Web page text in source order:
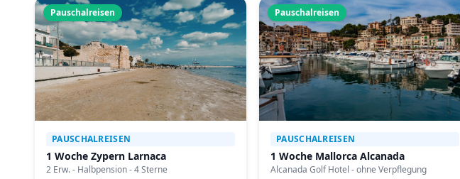
Pauschalreisen
PAUSCHALREISEN
1 Woche Zypern Larnaca
2 Erw. - Halbpension - 4 Sterne
Pauschalreisen
PAUSCHALREISEN
1 Woche Mallorca Alcanada
Alcanada Golf Hotel - ohne Verpflegung